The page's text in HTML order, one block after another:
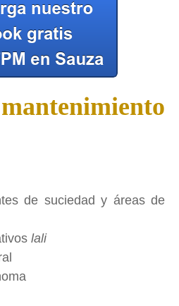
de suciedad y áreas de
lali